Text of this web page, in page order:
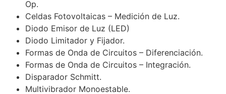
Op.
Celdas Fotovoltaicas – Medición de Luz.
Diodo Emisor de Luz (LED)
Diodo Limitador y Fijador.
Formas de Onda de Circuitos – Diferenciación.
Formas de Onda de Circuitos – Integración.
Disparador Schmitt.
Multivibrador Monoestable.